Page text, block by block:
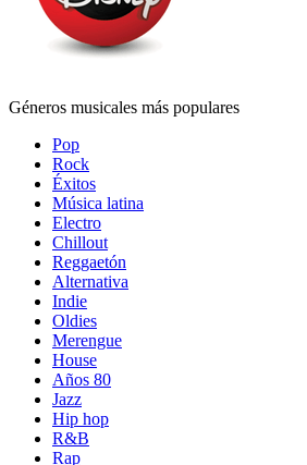
Géneros musicales más populares
Pop
Rock
Éxitos
Música latina
Electro
Chillout
Reggaetón
Alternativa
Indie
Oldies
Merengue
House
Años 80
Jazz
Hip hop
R&B
Rap